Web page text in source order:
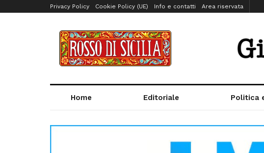
Privacy Policy Cookie Policy (UE) Info e contatti Area riservata
Home Editoriale Politica